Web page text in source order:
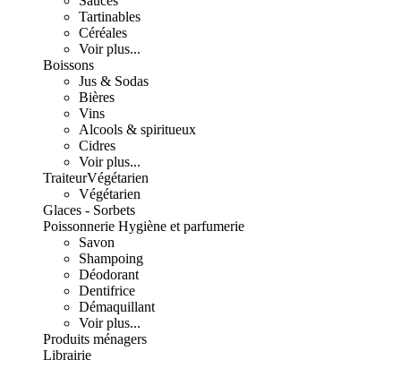
Tartinables
Céréales
Voir plus...
Boissons
Jus & Sodas
Bières
Vins
Alcools & spiritueux
Cidres
Voir plus...
TraiteurVégétarien
Végétarien
Glaces - Sorbets
Poissonnerie Hygiène et parfumerie
Savon
Shampoing
Déodorant
Dentifrice
Démaquillant
Voir plus...
Produits ménagers
Librairie